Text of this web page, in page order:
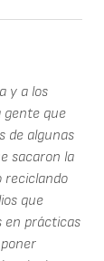
y a los
gente que
de algunas
sacaron la
reciclando
que
en prácticas